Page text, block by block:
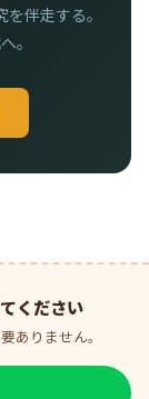
伴走する。
。
ください
ありません。